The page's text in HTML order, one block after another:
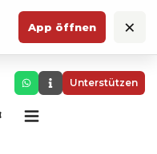
App öffnen ×
Unterstützen